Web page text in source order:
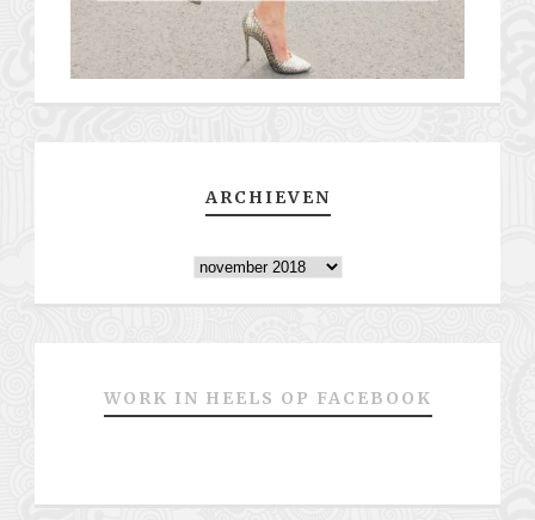
ARCHIEVEN
Archieven
WORK IN HEELS OP FACEBOOK